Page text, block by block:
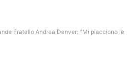
Fratello Andrea Denver: “Mi piacciono le